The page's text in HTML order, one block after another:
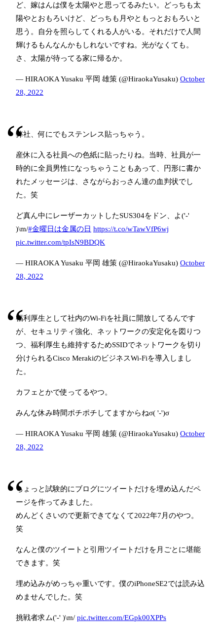
ど、嫁はんは僕を太陽やと思ってるみたい。どっちも太
陽やとおもろいけど、どっちも月やともっとおもろいと
思う。自分を照らしてくれる人がいる。それだけで人間
輝けるもんなんかもしれないですね。光がなくても。
さ、太陽が待ってる家に帰るか。
— HIRAOKA Yusaku 平岡 雄策 (@HiraokaYusaku) October
28, 2022
弊社、何にでもステンレス貼っちゃう。
産休に入る社員への色紙に貼ったりね。当時、社員が一
時的に全員男性になっちゃうこともあって、円形に書か
れたメッセージは、さながらおっさん達の血判状でし
た。笑
ど真ん中にレーザーカットしたSUS304をドン、よ('-'
)\m/#金曜日は金属の日 https://t.co/wTawVfP6wj
pic.twitter.com/tpIsN9BDQK
— HIRAOKA Yusaku 平岡 雄策 (@HiraokaYusaku) October
28, 2022
福利厚生として社内のWi-Fiを社員に開放してるんです
が、セキュリティ強化、ネットワークの安定化を図りつ
つ、福利厚生も維持するためSSIDでネットワークを切り
分けられるCisco MerakiのビジネスWi-Fiを導入しまし
た。
カフェとかで使ってるやつ。
みんな休み時間ポチポチしてますからねσ( '-')σ
— HIRAOKA Yusaku 平岡 雄策 (@HiraokaYusaku) October
28, 2022
ちょっと試験的にブログにツイートだけを埋め込んだペ
ージを作ってみました。
めんどくさいので更新できてなくて2022年7月のやつ。
笑
なんと僕のツイートと引用ツイートだけを月ごとに堪能
できます。笑
埋め込みがめっちゃ重いです。僕のiPhoneSE2では読み込
めませんでした。笑
挑戦者求ム('-' )\m/ pic.twitter.com/EGpk00XPPs